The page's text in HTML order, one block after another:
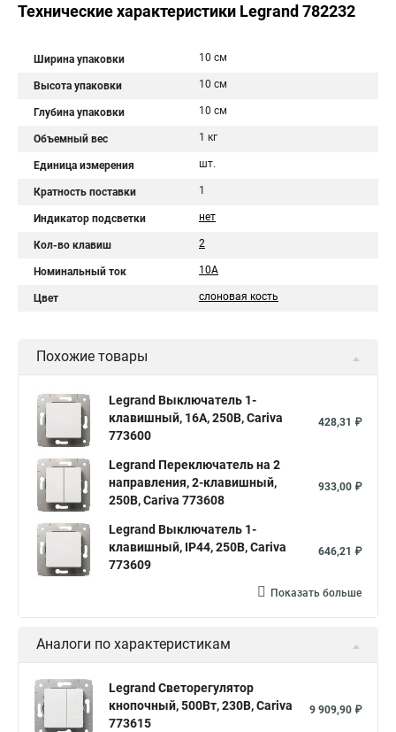
Технические характеристики Legrand 782232
Ширина упаковки 10 см
Высота упаковки 10 см
Глубина упаковки 10 см
Объемный вес 1 кг
Единица измерения шт.
Кратность поставки 1
Индикатор подсветки нет
Кол-во клавиш 2
Номинальный ток 10A
Цвет слоновая кость
Похожие товары
Legrand Выключатель 1-
клавишный, 16А, 250В, Cariva
773600
428,31 ₽
Legrand Переключатель на 2
направления, 2-клавишный,
250В, Cariva 773608
933,00 ₽
Legrand Выключатель 1-
клавишный, IP44, 250В, Cariva
773609
646,21 ₽
Показать больше
Аналоги по характеристикам
Legrand Светорегулятор
кнопочный, 500Вт, 230В, Cariva
773615
9 909,90 ₽